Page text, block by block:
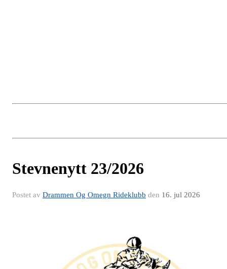
Stevnenytt 23/2026
Postet av Drammen Og Omegn Rideklubb den 16. jul 2026